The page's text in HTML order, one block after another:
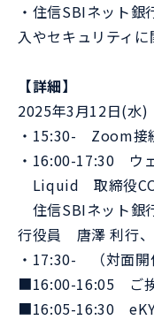
・住信SBIネット
入やセキュリティ
【詳細】
2025年3月12日(水)
・15:30- Zoom接
・16:00-17:30 ウ
Liquid 取締役
住信SBIネット
行役員 唐澤 利行
・17:30- （対面開
■16:00-16:05 ご
■16:05-16:30